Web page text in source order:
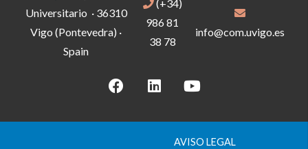
Universitario · 36310
Vigo (Pontevedra) ·
Spain
(+34)
986 81
38 78
info@com.uvigo.es
AVISO LEGAL